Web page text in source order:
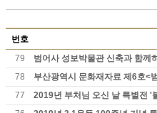
번호
79
범어사 성보박물관 신축과 함께
78
부산광역시 문화재자료 제6호<
77
2019년 부처님 오신 날 특별전 '